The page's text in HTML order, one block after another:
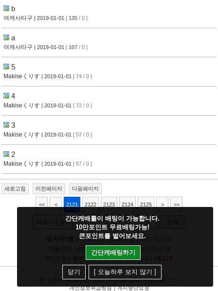
b
여캐사타구 | 2019-01-01 [ 135 / 0 ]
a
여캐사타구 | 2019-01-01 [ 107 / 0 ]
5
Makiseくりす | 2019-01-01 [ 74 / 0 ]
4
Makiseくりす | 2019-01-01 [ 72 / 0 ]
3
Makiseくりす | 2019-01-01 [ 57 / 0 ]
2
Makiseくりす | 2019-01-01 [ 57 / 0 ]
새로고침 이전페이지 다음페이지
<< < 2121 2122 2123 2124 2125 > >>
다크모드|건의사항|이미지신고
캐릭건의|기타디비|
클론신고|정지/패널티문의 H
X
Copyright
CHUINGCommunications.
All rights reserved. Mail to chuinghelp@gmail.com
개인정보취급방침|게시중단요청
간단캐배틀이 배팅이 가능합니다.
10만포인트 무료배팅가능!
큰포인트를 벌어보세요.
간단캐배팅하기
닫기 [ 오늘하루 보지 않기 ]